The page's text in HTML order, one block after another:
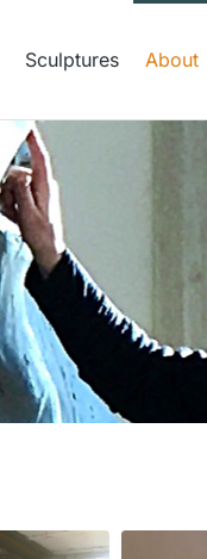
Sculptures About